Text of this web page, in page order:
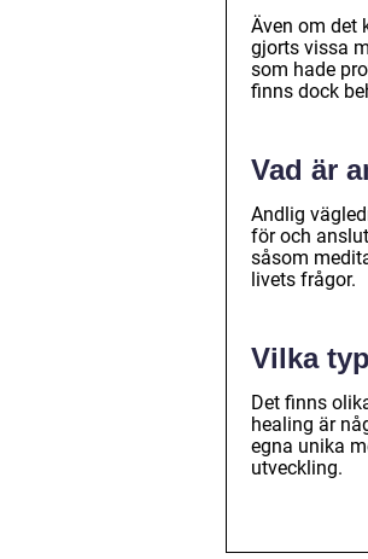
Även om det
gjorts vissa
som hade
finns dock
Vad är
Andlig
för och
såsom
livets frågor.
Vilka
Det finns
healing är
egna unika
utveckling.